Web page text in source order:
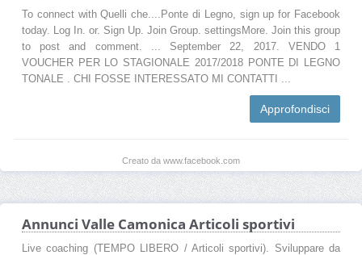
To connect with Quelli che....Ponte di Legno, sign up for Facebook
today. Log In. or. Sign Up. Join Group. settingsMore. Join this group
to post and comment. ... September 22, 2017. VENDO 1
VOUCHER PER LO STAGIONALE 2017/2018 PONTE DI LEGNO
TONALE . CHI FOSSE INTERESSATO MI CONTATTI ...
Approfondisci
Creato da www.facebook.com
Annunci Valle Camonica Articoli sportivi
Live coaching (TEMPO LIBERO / Articoli sportivi). Sviluppare da